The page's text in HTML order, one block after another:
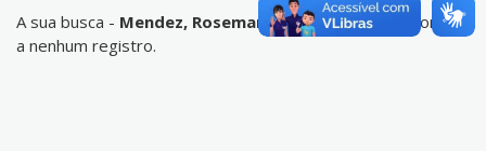
A sua busca - Mendez, Rosemary Bars- não corresponde
a nenhum registro.